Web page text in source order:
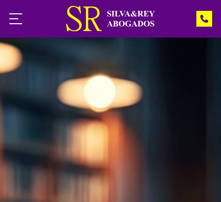
Inicio
Noticias
¿Necesita ayuda?
Llámenos: 988 541 966